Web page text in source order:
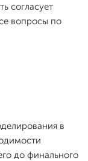
согласует
вопросы по
в
до финального